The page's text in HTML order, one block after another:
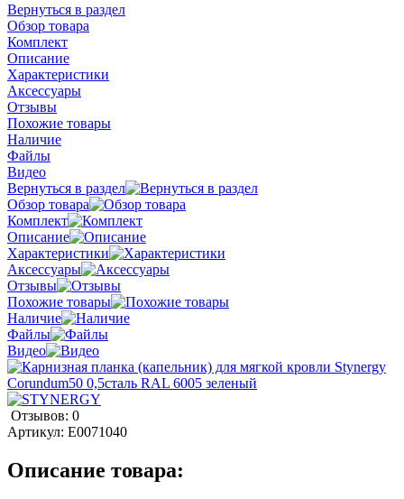
Вернуться в раздел
Обзор товара
Комплект
Описание
Характеристики
Аксессуары
Отзывы
Похожие товары
Наличие
Файлы
Видео
Вернуться в раздел
Обзор товара
Комплект
Описание
Характеристики
Аксессуары
Отзывы
Похожие товары
Наличие
Файлы
Видео
Отзывов: 0
Артикул: E0071040
Описание товара: